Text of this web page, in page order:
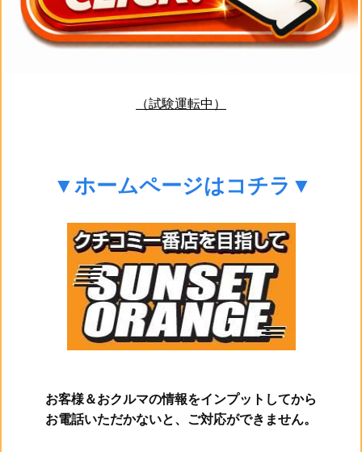
（試験運転中）
▼ホームページはコチラ▼
お客様＆おクルマの情報をインプットしてから
お電話いただかないと、ご対応ができません。